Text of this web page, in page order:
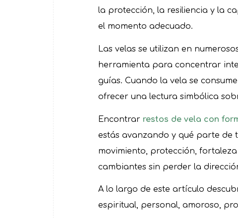
la protección, la resiliencia y la
el momento adecuado.
Las velas se utilizan en
herramienta para concentrar
guías. Cuando la vela se
ofrecer una lectura simbólica
Encontrar restos de vela con
estás avanzando y qué parte de
movimiento, protección,
cambiantes sin perder la
A lo largo de este artículo
espiritual, personal, amoroso,